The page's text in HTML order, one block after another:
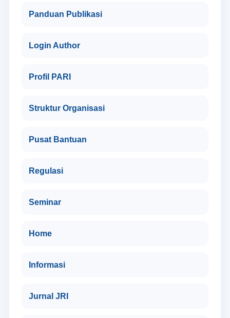
Panduan Publikasi
Login Author
Profil PARI
Struktur Organisasi
Pusat Bantuan
Regulasi
Seminar
Home
Informasi
Jurnal JRI